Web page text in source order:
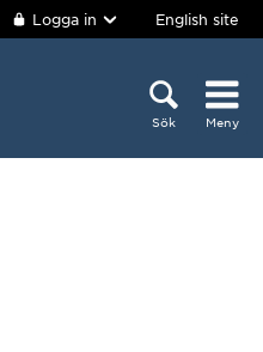
Logga in English site
Sök Meny